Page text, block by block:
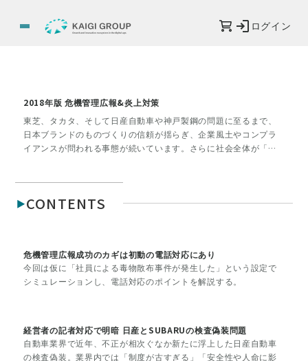
ログイン
2018年版 危機管理広報&炎上対策
東芝、タカタ、そして日産自動車や神戸製鋼の問題に至るまで、
日本ブランドのものづくりの信頼が揺らぎ、企業風土やコンプラ
イアンスが問われる事態が続いています。さらに社会全体が「働
CONTENTS
危機管理広報成功のカギは初動の電話対応にあり
今回は仮に「社員による毒物散布事件が発生した」という設定で
シミュレーションし、電話対応のポイントを解説する。
経営者の記者対応で明暗 日産とSUBARUの検査偽装問題
自動車業界で近年、不正が相次ぐなか新たに浮上した日産自動車
の検査偽装。業界内では「制度が古すぎる」「安全性や人命に影